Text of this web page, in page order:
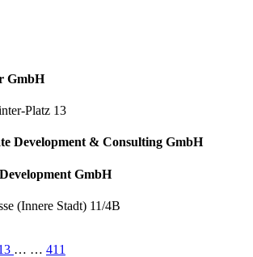
GmbH
Platz 13
Development & Consulting GmbH
GmbH
(Innere Stadt) 11/4B
… … 411